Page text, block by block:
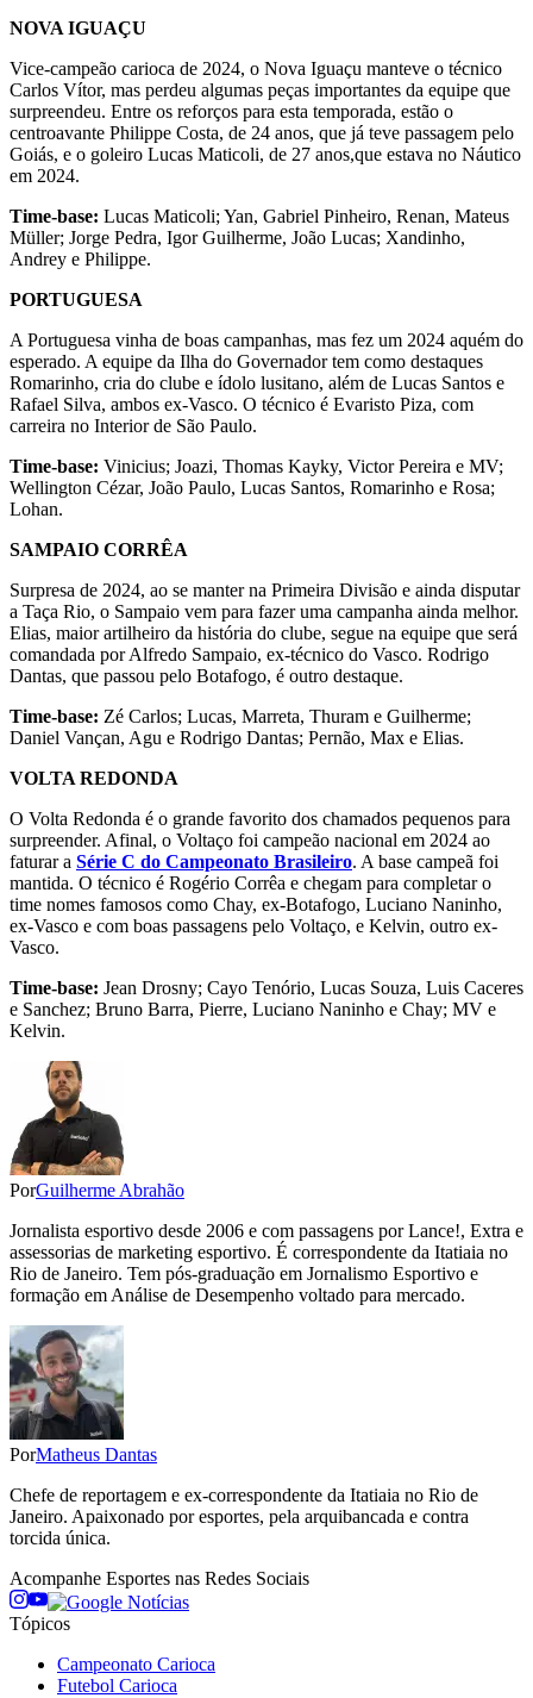
NOVA IGUAÇU
Vice-campeão carioca de 2024, o Nova Iguaçu manteve o técnico
Carlos Vítor, mas perdeu algumas peças importantes da equipe que
surpreendeu. Entre os reforços para esta temporada, estão o
centroavante Philippe Costa, de 24 anos, que já teve passagem pelo
Goiás, e o goleiro Lucas Maticoli, de 27 anos,que estava no Náutico
em 2024.
Time-base: Lucas Maticoli; Yan, Gabriel Pinheiro, Renan, Mateus
Müller; Jorge Pedra, Igor Guilherme, João Lucas; Xandinho,
Andrey e Philippe.
PORTUGUESA
A Portuguesa vinha de boas campanhas, mas fez um 2024 aquém do
esperado. A equipe da Ilha do Governador tem como destaques
Romarinho, cria do clube e ídolo lusitano, além de Lucas Santos e
Rafael Silva, ambos ex-Vasco. O técnico é Evaristo Piza, com
carreira no Interior de São Paulo.
Time-base: Vinicius; Joazi, Thomas Kayky, Victor Pereira e MV;
Wellington Cézar, João Paulo, Lucas Santos, Romarinho e Rosa;
Lohan.
SAMPAIO CORRÊA
Surpresa de 2024, ao se manter na Primeira Divisão e ainda disputar
a Taça Rio, o Sampaio vem para fazer uma campanha ainda melhor.
Elias, maior artilheiro da história do clube, segue na equipe que será
comandada por Alfredo Sampaio, ex-técnico do Vasco. Rodrigo
Dantas, que passou pelo Botafogo, é outro destaque.
Time-base: Zé Carlos; Lucas, Marreta, Thuram e Guilherme;
Daniel Vançan, Agu e Rodrigo Dantas; Pernão, Max e Elias.
VOLTA REDONDA
O Volta Redonda é o grande favorito dos chamados pequenos para
surpreender. Afinal, o Voltaço foi campeão nacional em 2024 ao
faturar a Série C do Campeonato Brasileiro. A base campeã foi
mantida. O técnico é Rogério Corrêa e chegam para completar o
time nomes famosos como Chay, ex-Botafogo, Luciano Naninho,
ex-Vasco e com boas passagens pelo Voltaço, e Kelvin, outro ex-
Vasco.
Time-base: Jean Drosny; Cayo Tenório, Lucas Souza, Luis Caceres
e Sanchez; Bruno Barra, Pierre, Luciano Naninho e Chay; MV e
Kelvin.
PorGuilherme Abrahão
Jornalista esportivo desde 2006 e com passagens por Lance!, Extra e
assessorias de marketing esportivo. É correspondente da Itatiaia no
Rio de Janeiro. Tem pós-graduação em Jornalismo Esportivo e
formação em Análise de Desempenho voltado para mercado.
PorMatheus Dantas
Chefe de reportagem e ex-correspondente da Itatiaia no Rio de
Janeiro. Apaixonado por esportes, pela arquibancada e contra
torcida única.
Acompanhe Esportes nas Redes Sociais
Tópicos
Campeonato Carioca
Futebol Carioca